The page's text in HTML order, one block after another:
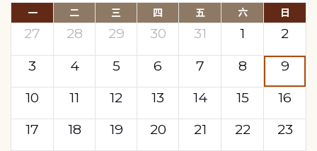
一 二 三 四 五 六 日
27 28 29 30 31 1
2
3
4 5 6 7 8
9
10
11 12 13 14 15
16
17
18 19 20 21 22
23